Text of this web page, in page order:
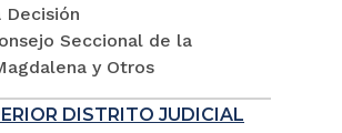
Seccional de la
y Otros
DISTRITO JUDICIAL